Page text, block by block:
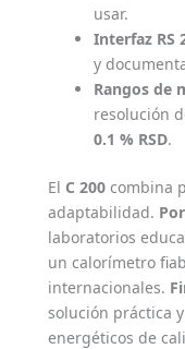
usar.
Interfaz RS
y
Rangos de
resolución
0.1 % RSD.
El C 200 combina
adaptabilidad.
laboratorios
un calorímetro
internacionales.
solución práctica
energéticos de